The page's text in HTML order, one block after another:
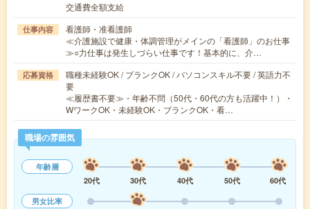
交通費全額支給
仕事内容
看護師・准看護師
≪介護施設で健康・体調管理がメインの「看護師」のお仕事
≫○力仕事は発生しづらい仕事です！基本的に、介…
応募資格
職種未経験OK / ブランクOK / パソコンスキル不要 / 英語力不
要
≪履歴書不要≫・年齢不問（50代・60代の方も活躍中！）・
WワークOK・未経験OK・ブランクOK・看…
職場の雰囲気
年齢層
20代
30代 40代 50代
60代
男女比率